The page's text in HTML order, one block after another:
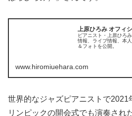
上原ひろみ オフィ
ピアニスト・上原ひろ
情報、ライブ情報、本
＆フォトを公開。
www.hiromiuehara.com
世界的なジャズピアニストで2021
リンピックの開会式でも演奏され